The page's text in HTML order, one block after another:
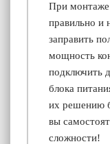
При монтаже
правильно и
заправить
мощность
подключить
блока
их решению
вы
сложности!